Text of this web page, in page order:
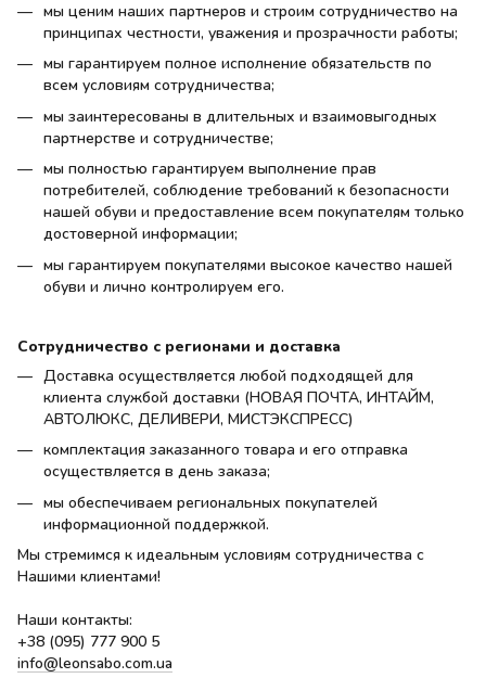
мы ценим наших партнеров и строим сотрудничество на
принципах честности, уважения и прозрачности работы;
мы гарантируем полное исполнение обязательств по
всем условиям сотрудничества;
мы заинтересованы в длительных и взаимовыгодных
партнерстве и сотрудничестве;
мы полностью гарантируем выполнение прав
потребителей, соблюдение требований к безопасности
нашей обуви и предоставление всем покупателям только
достоверной информации;
мы гарантируем покупателями высокое качество нашей
обуви и лично контролируем его.
Сотрудничество с регионами и доставка
Доставка осуществляется любой подходящей для
клиента службой доставки (НОВАЯ ПОЧТА, ИНТАЙМ,
АВТОЛЮКС, ДЕЛИВЕРИ, МИСТЭКСПРЕСС)
комплектация заказанного товара и его отправка
осуществляется в день заказа;
мы обеспечиваем региональных покупателей
информационной поддержкой.
Мы стремимся к идеальным условиям сотрудничества с
Нашими клиентами!
Наши контакты:
+38 (095) 777 900 5
info@leonsabo.com.ua